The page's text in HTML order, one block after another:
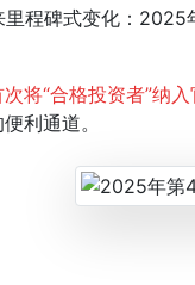
程碑式变化：2025
将“合格投资者”纳
利通道。